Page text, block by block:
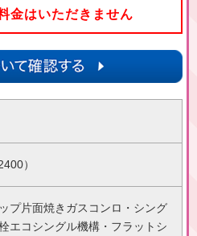
金はいただきません
）
プ片面焼きガスコンロ・シング
エコシングル機構・フラットシ